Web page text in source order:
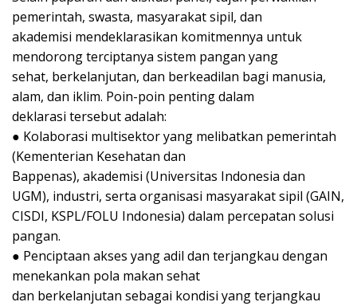
pemerintah, swasta, masyarakat sipil, dan
akademisi mendeklarasikan komitmennya untuk
mendorong terciptanya sistem pangan yang
sehat, berkelanjutan, dan berkeadilan bagi manusia,
alam, dan iklim. Poin-poin penting dalam
deklarasi tersebut adalah:
● Kolaborasi multisektor yang melibatkan pemerintah
(Kementerian Kesehatan dan
Bappenas), akademisi (Universitas Indonesia dan
UGM), industri, serta organisasi masyarakat sipil (GAIN,
CISDI, KSPL/FOLU Indonesia) dalam percepatan solusi
pangan.
● Penciptaan akses yang adil dan terjangkau dengan
menekankan pola makan sehat
dan berkelanjutan sebagai kondisi yang terjangkau